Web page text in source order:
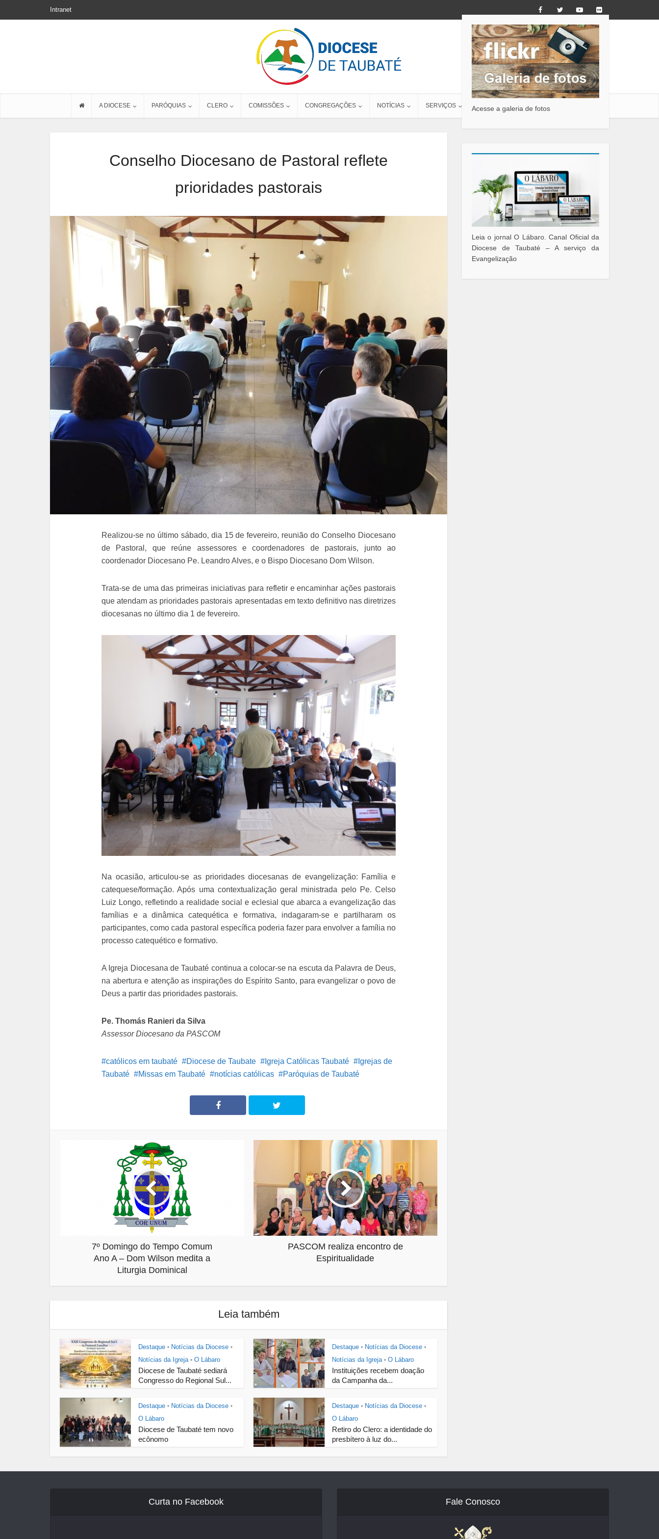
Intranet
A DIOCESE PARÓQUIAS CLERO COMISSÕES CONGREGAÇÕES NOTÍCIAS SERVIÇOS CONTATO
Conselho Diocesano de Pastoral reflete
prioridades pastorais
Realizou-se no último sábado, dia 15 de fevereiro, reunião do Conselho Diocesano
de Pastoral, que reúne assessores e coordenadores de pastorais, junto ao
coordenador Diocesano Pe. Leandro Alves, e o Bispo Diocesano Dom Wilson.
Trata-se de uma das primeiras iniciativas para refletir e encaminhar ações pastorais
que atendam as prioridades pastorais apresentadas em texto definitivo nas diretrizes
diocesanas no último dia 1 de fevereiro.
Na ocasião, articulou-se as prioridades diocesanas de evangelização: Família e
catequese/formação. Após uma contextualização geral ministrada pelo Pe. Celso
Luiz Longo, refletindo a realidade social e eclesial que abarca a evangelização das
famílias e a dinâmica catequética e formativa, indagaram-se e partilharam os
participantes, como cada pastoral específica poderia fazer para envolver a família no
processo catequético e formativo.
A Igreja Diocesana de Taubaté continua a colocar-se na escuta da Palavra de Deus,
na abertura e atenção as inspirações do Espírito Santo, para evangelizar o povo de
Deus a partir das prioridades pastorais.
Pe. Thomás Ranieri da Silva
Assessor Diocesano da PASCOM
católicos em taubaté Diocese de Taubate Igreja Católicas Taubaté
Igrejas de
Taubaté
Missas em Taubaté notícias católicas Paróquias de Taubaté
7º Domingo do Tempo Comum
Ano A – Dom Wilson medita a
Liturgia Dominical
PASCOM realiza encontro de
Espiritualidade
Leia também
Destaque • Notícias da Diocese •
Notícias da Igreja • O Lábaro
Diocese de Taubaté sediará
Congresso do Regional Sul...
Destaque • Notícias da Diocese •
Notícias da Igreja • O Lábaro
Instituições recebem doação
da Campanha da...
Destaque • Notícias da Diocese •
O Lábaro
Diocese de Taubaté tem novo
ecônomo
Destaque • Notícias da Diocese •
O Lábaro
Retiro do Clero: a identidade do
presbítero à luz do...
Acesse a galeria de fotos
Leia o jornal O Lábaro. Canal Oficial da
Diocese de Taubaté – A serviço da
Evangelização
Curta no Facebook Fale Conosco